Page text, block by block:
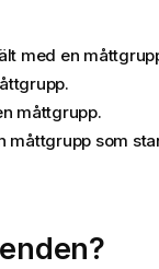
med en
måttgrupp.
måttgrupp som